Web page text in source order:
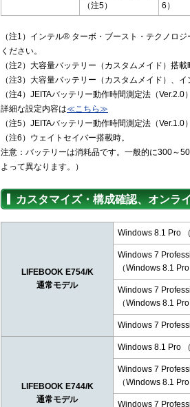
（注5）
6）
（注1）インテル® ターボ・ブースト・テクノロ
ください。
（注2）大容量バッテリー（カスタムメイド）搭載
（注3）大容量バッテリー（カスタムメイド）、
（注4）JEITAバッテリー動作時間測定法（Ver.2.0
詳細な設定内容は≪こちら≫
（注5）JEITAバッテリー動作時間測定法（Ver.1.0
（注6）ウェイトセイバー搭載時。
注意：バッテリーは消耗品です。一般的に300～
よって異なります。）
カスタマイズ・構成確認、オンラ
LIFEBOOK E754/K
通常モデル
Windows 8.1 Pro
Windows 7
（Windows 8.1
Windows 7
（Windows 8.1
Windows 7
LIFEBOOK E744/K
通常モデル
Windows 8.1 Pro
Windows 7
（Windows 8.1
Windows 7